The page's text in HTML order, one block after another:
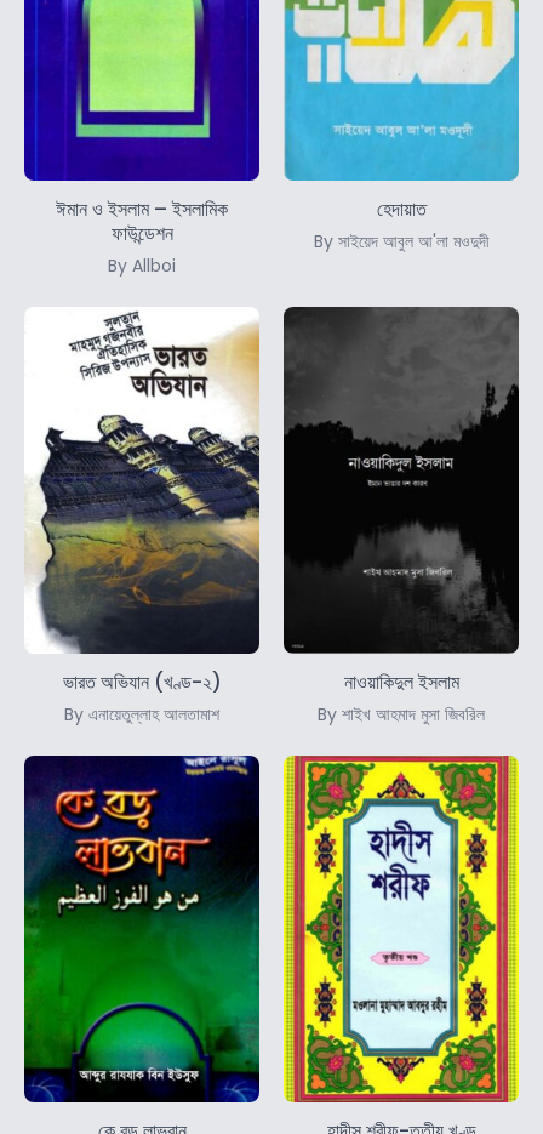
ঈমান ও ইসলাম – ইসলামিক
ফাউন্ডেশন
By Allboi
হেদায়াত
By সাইয়েদ আবুল আ'লা মওদুদী
ভারত অভিযান (খণ্ড-২)
By এনায়েতুল্লাহ আলতামাশ
নাওয়াকিদুল ইসলাম
By শাইখ আহমাদ মুসা জিবরিল